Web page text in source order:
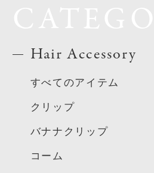
Hair Accessory
すべてのアイテム
クリップ
バナナクリップ
コーム